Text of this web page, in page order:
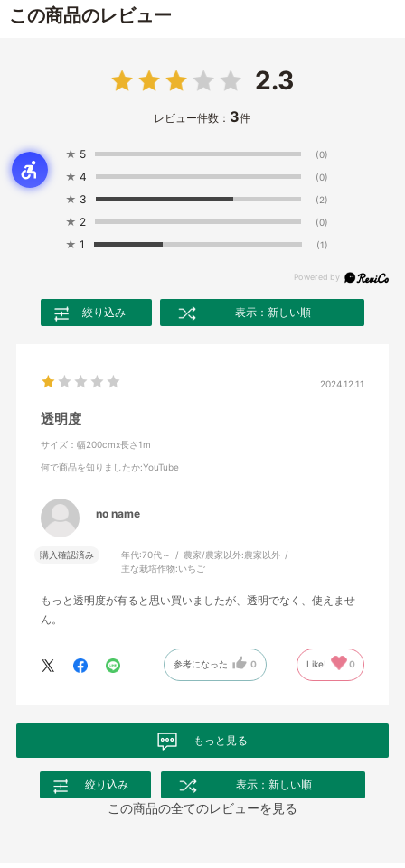
この商品のレビュー
2.3
レビュー件数： 3件
★ 5 (0)
★ 4 (0)
★ 3 (2)
★ 2 (0)
★ 1 (1)
絞り込み 表示：新しい順
2024.12.11
透明度
サイズ：幅200cmx長さ1m
何で商品を知りましたか:YouTube
no name
購入確認済み 年代:70代～ 農家/農家以外:農家以外
主な栽培作物:いちご
もっと透明度が有ると思い買いましたが、透明でなく、使えませ
ん。
参考になった 0 Like! 0
もっと見る
絞り込み 表示：新しい順
この商品の全てのレビューを見る